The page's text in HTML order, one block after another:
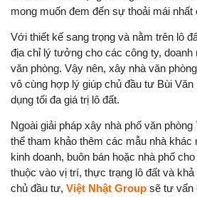
mong muốn đem đến sự thoải mái nhất
Với thiết kế sang trọng và nằm trên lô
địa chỉ lý tưởng cho các công ty, doanh
văn phòng. Vậy nên, xây nhà văn
vô cùng hợp lý giúp chủ đầu tư Bùi Văn
dụng tối đa giá trị lô đất.
Ngoài giải pháp xây nhà phố văn
thể tham khảo thêm các mẫu nhà
kinh doanh, buôn bán hoặc nhà phố
thuộc vào vị trí, thực trạng lô đất và
chủ đầu tư, Việt Nhật Group sẽ tư vấn